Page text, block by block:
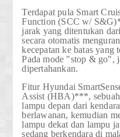
Terdapat pula Smart
Function (SCC w/
jarak yang ditentukan
secara otomatis
kecepatan ke batas yang
Pada mode "stop & go",
dipertahankan.
Fitur Hyundai
Assist (HBA)***,
lampu depan dari
berlawanan, kemudian
lampu dekat dan lampu
sedang berkendara di